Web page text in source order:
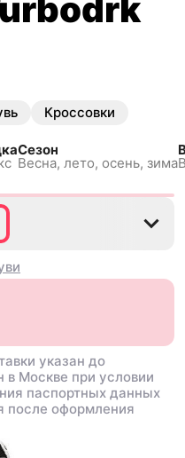
Кроссовки
Сезон
Весна, лето, осень, зима
39
указан до
в Москве при условии
паспортных данных
после оформления